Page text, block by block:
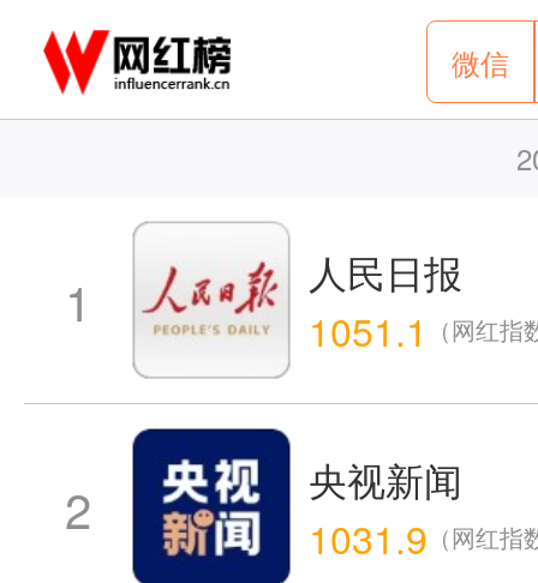
微信
1
人民日报
1051.1
（网红指
2
央视新闻
1031.9 （网红指